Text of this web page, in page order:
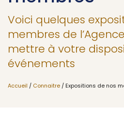
Voici quelques
membres de
mettre à votre
événements
Accueil / Connaitre / Expositions de nos